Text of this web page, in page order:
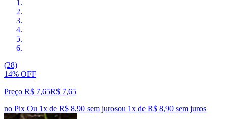
(28)
14% OFF
Preço R$ 7,65R$ 7,65
no Pix Ou 1x de R$ 8,90 sem jurosou 1x de R$ 8,90 sem juros